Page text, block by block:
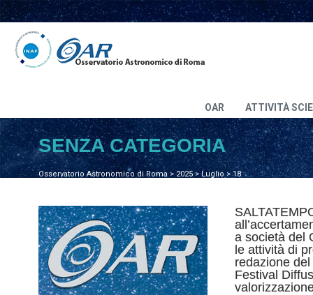
OAR ATTIVITÀ
Osservatorio Astronomico di Roma>2025>Luglio > 18
SENZA CATEGORIA
a società del
le attività di
redazione
Festival